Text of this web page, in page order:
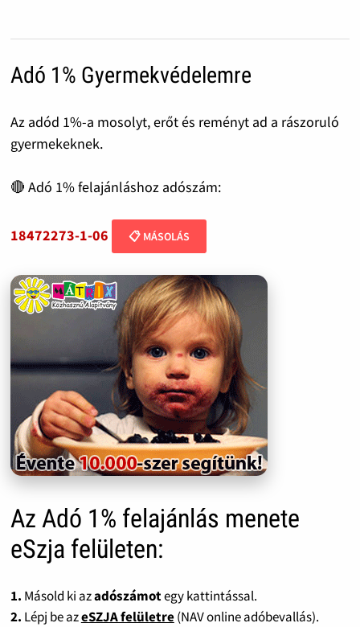
Adó 1% Gyermekvédelemre
Az adód 1%-a mosolyt, erőt és reményt ad a rászoruló
gyermekeknek.
🔴 Adó 1% felajánláshoz adószám:
18472273-1-06 📋 MÁSOLÁS
Az Adó 1% felajánlás menete
eSzja felületen:
1. Másold ki azadószámotegy kattintással.
2. Lépj be azeSZJA felületre(NAV online adóbevallás).